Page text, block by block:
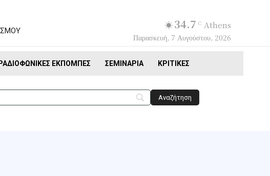
34.7 C Athens
Παρασκευή, 7 Αυγούστου, 2026
ΡΑΔΙΟΦΩΝΙΚΈΣ ΕΚΠΟΜΠΈΣ ΣΕΜΙΝΆΡΙΑ ΚΡΙΤΙΚΈΣ